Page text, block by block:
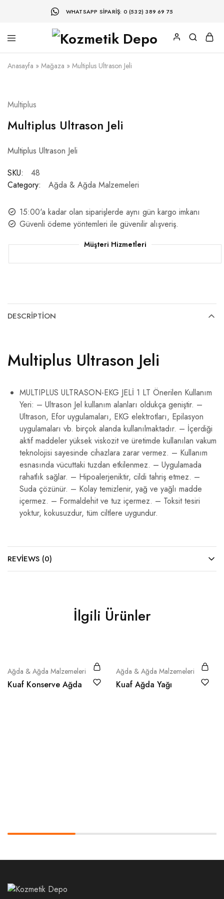
WHATSAPP SIPARIŞ: 0 (532) 389 69 75
Anasayfa » Mağaza » Multiplus Ultrason Jeli
Multiplus
Multiplus Ultrason Jeli
Multiplus Ultrason Jeli
SKU:
48
Category:
Ağda & Ağda Malzemeleri
15:00'a kadar olan siparişlerde aynı gün kargo imkanı
Güvenli ödeme yöntemleri ile güvenilir alışveriş.
Müşteri Hizmetleri
DESCRIPTION
Multiplus Ultrason Jeli
MULTIPLUS ULTRASON-EKG JELİ 1 LT Önerilen Kullanım
Yeri: – Ultrason Jel kullanım alanları oldukça geniştir. –
Ultrason, Efor uygulamaları, EKG elektrotları, Epilasyon
uygulamaları vb. birçok alanda kullanılmaktadır. – İçerdiği
aktif maddeler yüksek viskozit ve üretimde kullanılan vakum
teknolojisi sayesinde cihazlara zarar vermez. – Kullanım
esnasında vücuttaki tuzdan etkilenmez. – Uygulamada
rahatlık sağlar. – Hipoalerjeniktir, cildi tahriş etmez. –
Suda çözünür. – Kolay temizlenir, yağ ve yağlı madde
içermez. – Formaldehit ve tuz içermez. – Toksit tesiri
yoktur, kokusuzdur, tüm ciltlere uygundur.
REVIEWS (0)
İlgili Ürünler
Ağda & Ağda Malzemeleri
Kuaf Konserve Ağda
Ağda & Ağda Malzemeleri
Kuaf Ağda Yağı